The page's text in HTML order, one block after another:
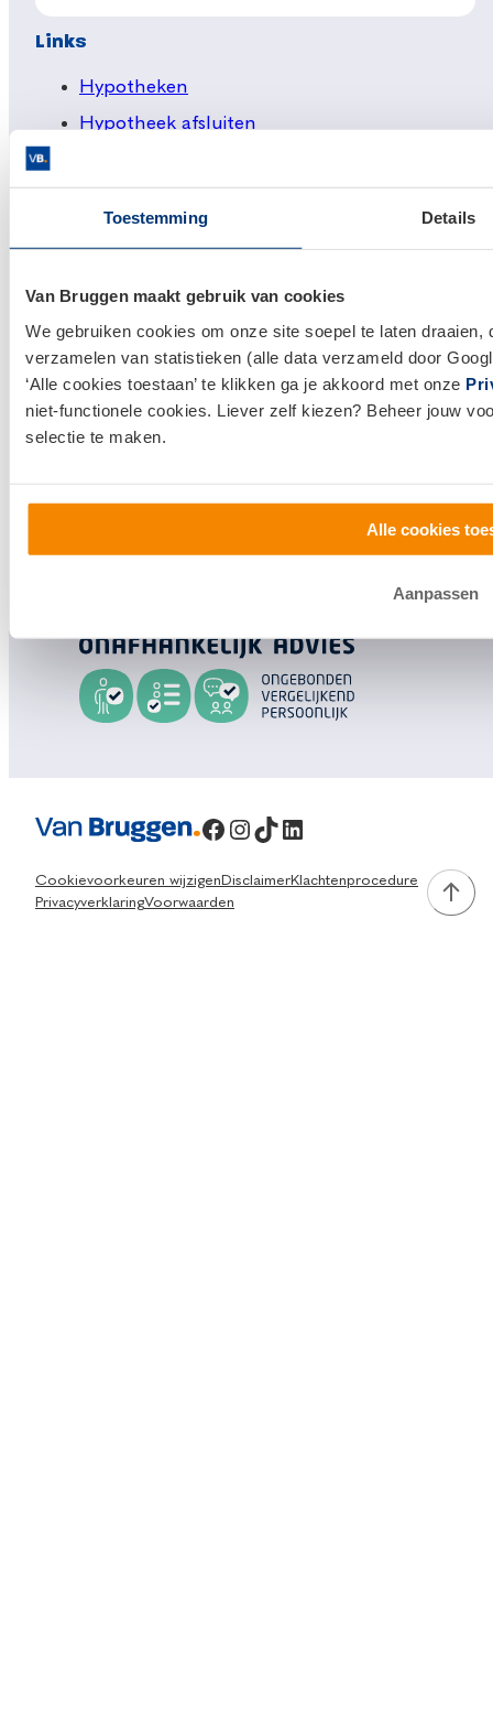
Toestemming Details
Van Bruggen maakt gebruik van cookies
We gebruiken cookies om onze site soepel te laten
verzamelen van statistieken (alle data verzameld door
‘Alle cookies toestaan’ te klikken ga je akkoord met onze
niet-functionele cookies. Liever zelf kiezen? Beheer jouw
selectie te maken.
Alle cookies
Aanpassen
Links
Hypotheken
Hypotheek afsluiten
Huis kopen
Huis verkopen
Klantenservice en contact
Facebook
Instagram
TikTok
LinkedIn
Cookievoorkeuren wijzigen DisclaimerKlachtenprocedure
PrivacyverklaringVoorwaarden